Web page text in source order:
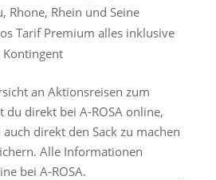
Rhone, Rhein und Seine
Tarif Premium alles inklusive
an Aktionsreisen zum
direkt bei A-ROSA online,
direkt den Sack zu machen
Alle Informationen
bei A-ROSA.